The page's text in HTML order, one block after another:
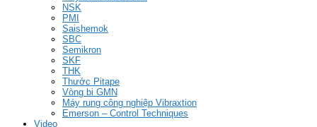
NSK
PMI
Saishemok
SBC
Semikron
SKF
THK
Thước Pitape
Vòng bi GMN
Máy rung công nghiệp Vibraxtion
Emerson – Control Techniques
Video